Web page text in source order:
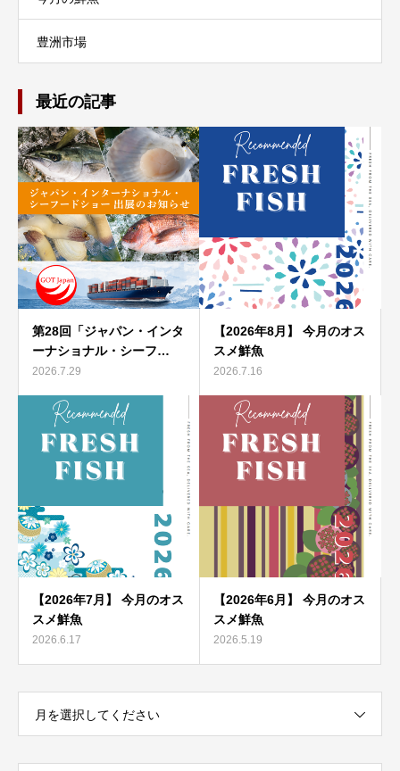
豊洲市場
最近の記事
第28回「ジャパン・インタ
ーナショナル・シーフ…
2026.7.29
【2026年8月】 今月のオス
スメ鮮魚
2026.7.16
【2026年7月】 今月のオス
スメ鮮魚
2026.6.17
【2026年6月】 今月のオス
スメ鮮魚
2026.5.19
月を選択してください